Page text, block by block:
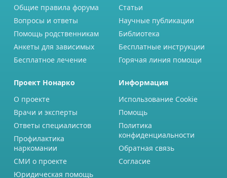
Общие правила форума
Вопросы и ответы
Помощь родственникам
Анкеты для зависимых
Бесплатное лечение
Статьи
Научные публикации
Библиотека
Бесплатные инструкции
Горячая линия помощи
Проект Нонарко
О проекте
Врачи и эксперты
Ответы специалистов
Профилактика
наркомании
СМИ о проекте
Юридическая помощь
Информация
Использование Cookie
Помощь
Политика
конфиденциальности
Обратная связь
Согласие